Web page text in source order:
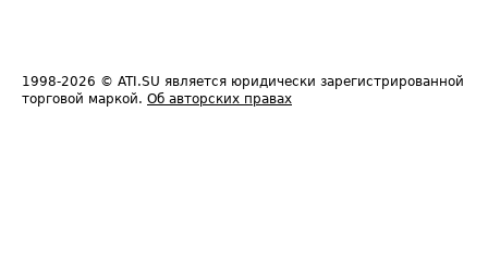
1998-2026 © ATI.SU является юридически зарегистрированной
торговой маркой. Об авторских правах